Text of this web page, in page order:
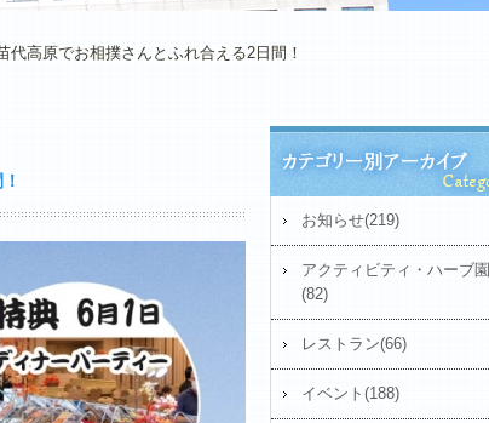
高原でお相撲さんとふれ合える2日間！
お知らせ(219)
アクティビティ・ハーブ園
(82)
レストラン(66)
イベント(188)